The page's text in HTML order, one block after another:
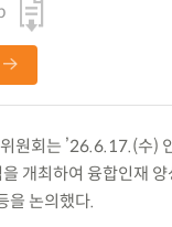
원회는 ’26.6.17.(수)
개최하여 융합인재
을 논의했다.